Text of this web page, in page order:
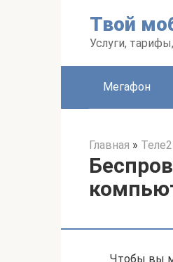
Твой
Услуги,
Мегафон
Главная » Теле2
Чтобы вы